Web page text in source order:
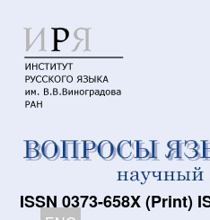
ISSN 0373-658X (Print)